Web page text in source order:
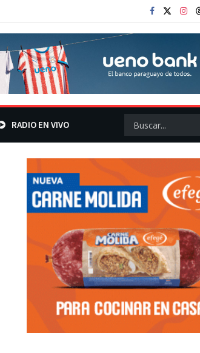
RADIO EN VIVO